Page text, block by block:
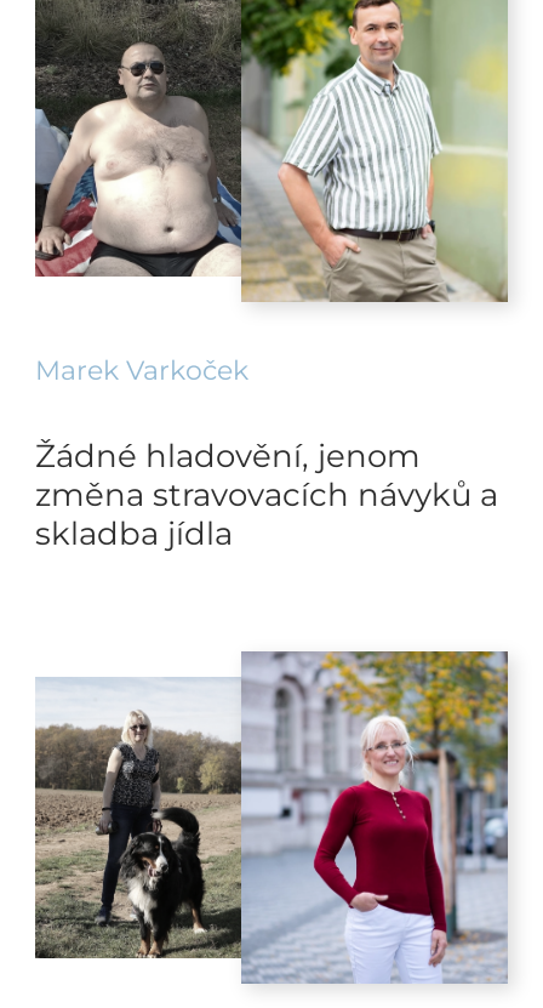
Marek Varkoček
Žádné hladovění, jenom
změna stravovacích návyků a
skladba jídla